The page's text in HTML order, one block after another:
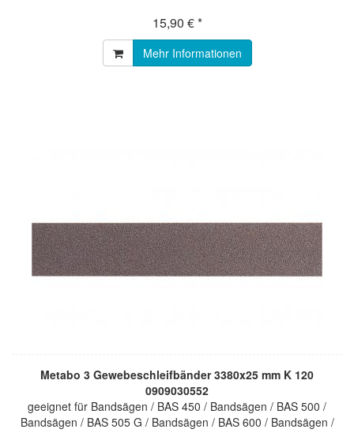
15,90 € *
Mehr Informationen
Metabo 3 Gewebeschleifbänder 3380x25 mm K 120
0909030552
geeignet für Bandsägen / BAS 450 / Bandsägen / BAS 500 /
Bandsägen / BAS 505 G / Bandsägen / BAS 600 / Bandsägen /